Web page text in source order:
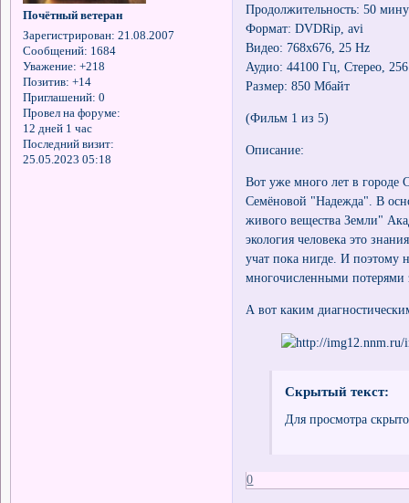
Почётный ветеран
Зарегистрирован: 21.08.2007
Сообщений: 1684
Уважение: +218
Позитив: +14
Приглашений: 0
Провел на форуме:
12 дней 1 час
Последний визит:
25.05.2023 05:18
Продолжительность: 50
Формат: DVDRip, avi
Видео: 768х676, 25 Hz
Аудио: 44100 Гц, Стерео,
Размер: 850 Мбайт
(Фильм 1 из 5)
Описание:
Вот уже много лет в
Семёновой "Надежда". В
живого вещества Земли"
экология человека это
учат пока нигде. И поэтому
многочисленными потерями
А вот каким
Скрытый текст:
Для просмотра
0